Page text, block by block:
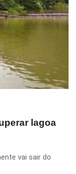
lagoa
vai sair do